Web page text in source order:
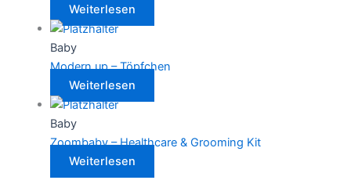
Weiterlesen
Baby
Modern up – Töpfchen
Weiterlesen
Baby
Zoombaby – Healthcare & Grooming Kit
Weiterlesen